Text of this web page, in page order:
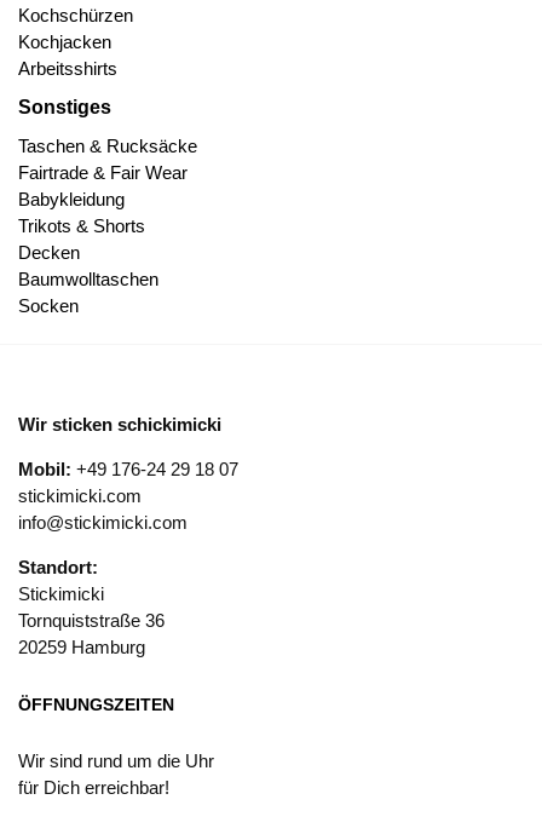
Kochschürzen
Kochjacken
Arbeitsshirts
Sonstiges
Taschen & Rucksäcke
Fairtrade & Fair Wear
Babykleidung
Trikots & Shorts
Decken
Baumwolltaschen
Socken
Wir sticken schickimicki
Mobil: +49 176-24 29 18 07
stickimicki.com
info@stickimicki.com
Standort:
Stickimicki
Tornquiststraße 36
20259 Hamburg
ÖFFNUNGSZEITEN
Wir sind rund um die Uhr
für Dich erreichbar!